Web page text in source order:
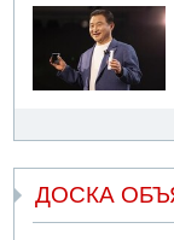
ДОСКА